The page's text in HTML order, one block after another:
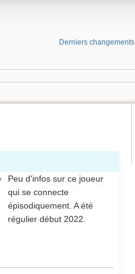
Derniers changements
Peu d'infos sur ce joueur
qui se connecte
épisodiquement. A été
régulier début 2022.